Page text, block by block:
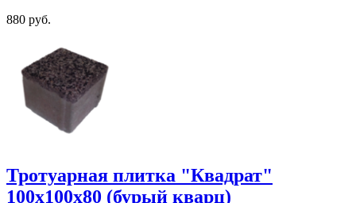
880 руб.
Тротуарная плитка "Квадрат"
100х100х80 (бурый кварц)